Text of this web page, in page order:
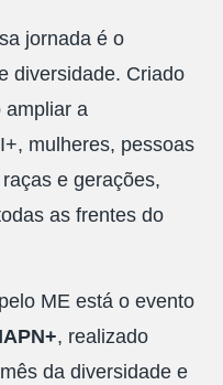
jornada é o
diversidade. Criado
ampliar a
mulheres, pessoas
e gerações,
as frentes do
ME está o evento
, realizado
da diversidade e